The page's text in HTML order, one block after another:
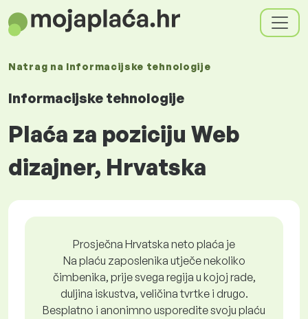
Natrag na Informacijske tehnologije
Informacijske tehnologije
Plaća za poziciju Web
dizajner, Hrvatska
Prosječna Hrvatska neto plaća je
Na plaću zaposlenika utječe nekoliko
čimbenika, prije svega regija u kojoj rade,
duljina iskustva, veličina tvrtke i drugo.
Besplatno i anonimno usporedite svoju plaću